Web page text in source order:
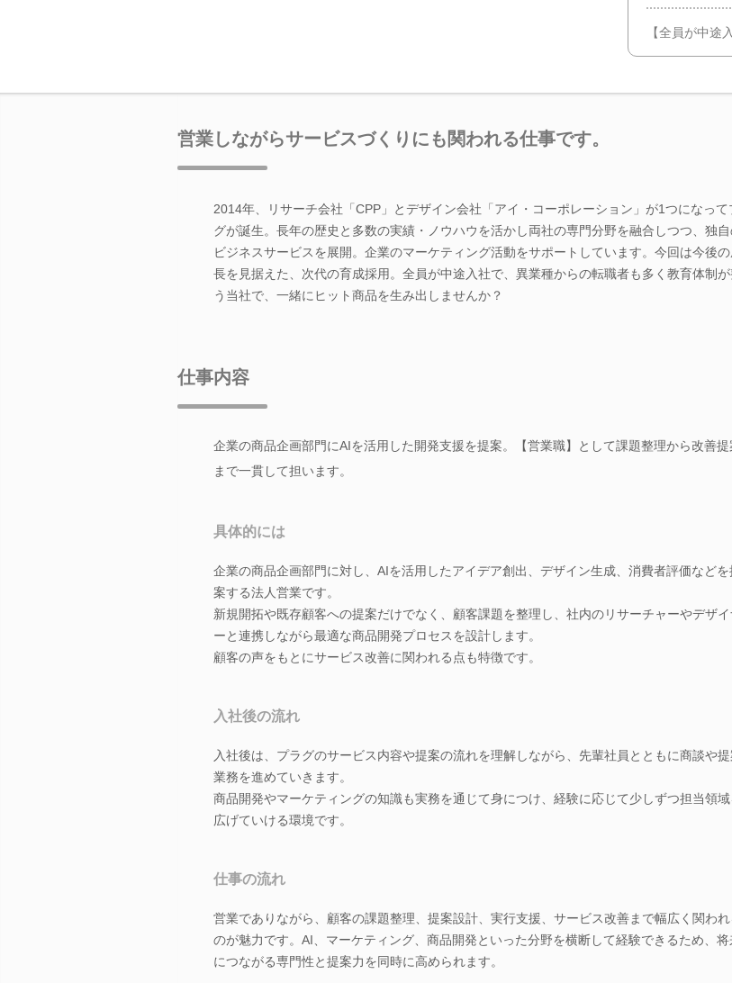
【全員が中途
営業しながらサービスづくりにも関われる仕事です。
2014年、リサーチ会社「CPP」とデザイン会社「アイ・コーポレーション」が1つになって
グが誕生。長年の歴史と多数の実績・ノウハウを活かし両社の専門分野を融合しつつ、独
ビジネスサービスを展開。企業のマーケティング活動をサポートしています。今回は今後
長を見据えた、次代の育成採用。全員が中途入社で、異業種からの転職者も多く教育体制が
う当社で、一緒にヒット商品を生み出しませんか？
仕事内容
企業の商品企画部門にAIを活用した開発支援を提案。【営業職】として課題整理から改善提
まで一貫して担います。
具体的には
企業の商品企画部門に対し、AIを活用したアイデア創出、デザイン生成、消費者評価などを
案する法人営業です。
新規開拓や既存顧客への提案だけでなく、顧客課題を整理し、社内のリサーチャーやデザイ
ーと連携しながら最適な商品開発プロセスを設計します。
顧客の声をもとにサービス改善に関われる点も特徴です。
入社後の流れ
入社後は、プラグのサービス内容や提案の流れを理解しながら、先輩社員とともに商談や提
業務を進めていきます。
商品開発やマーケティングの知識も実務を通じて身につけ、経験に応じて少しずつ担当領域
広げていける環境です。
仕事の流れ
営業でありながら、顧客の課題整理、提案設計、実行支援、サービス改善まで幅広く関われ
のが魅力です。AI、マーケティング、商品開発といった分野を横断して経験できるため、将
につながる専門性と提案力を同時に高められます。